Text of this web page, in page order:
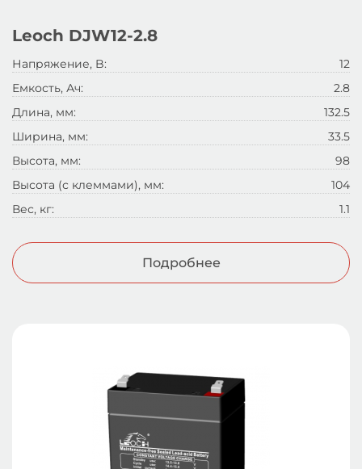
Leoch DJW12-2.8
Напряжение, B:
12
Емкость, Ач:
2.8
Длина, мм:
132.5
Ширина, мм:
33.5
Высота, мм:
98
Высота (с клеммами), мм:
104
Вес, кг:
1.1
Подробнее